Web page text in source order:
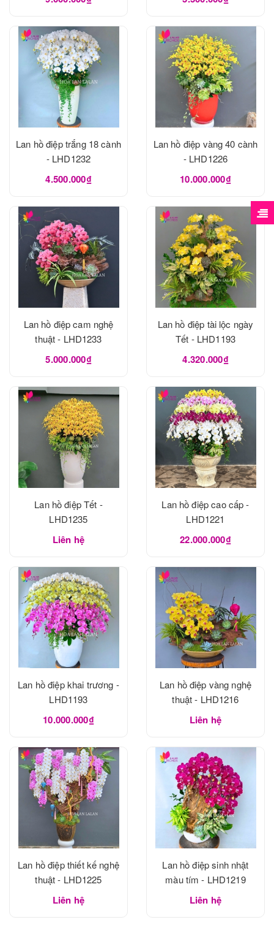
Lan hồ điệp trắng 18 cành
- LHD1232
4.500.000₫
Lan hồ điệp vàng 40 cành
- LHD1226
10.000.000₫
Lan hồ điệp cam nghệ
thuật - LHD1233
5.000.000₫
Lan hồ điệp tài lộc ngày
Tết - LHD1193
4.320.000₫
Lan hồ điệp Tết -
LHD1235
Liên hệ
Lan hồ điệp cao cấp -
LHD1221
22.000.000₫
Lan hồ điệp khai trương -
LHD1193
10.000.000₫
Lan hồ điệp vàng nghệ
thuật - LHD1216
Liên hệ
Lan hồ điệp thiết kế nghệ
thuật - LHD1225
Liên hệ
Lan hồ điệp sinh nhật
màu tím - LHD1219
Liên hệ